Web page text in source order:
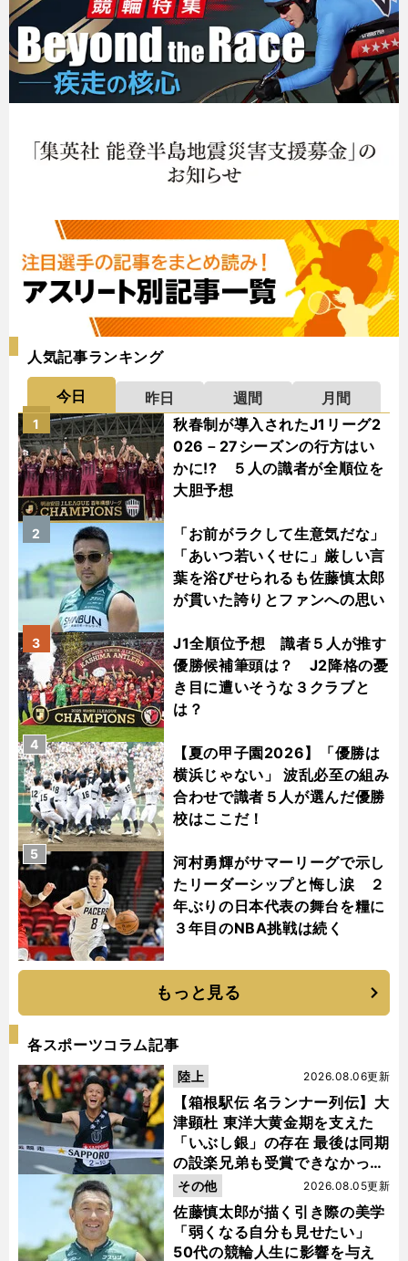
人気記事ランキング
今日 昨日 週間
月間
秋春制が導入されたJ1リーグ2
026－27シーズンの行方はい
かに!? ５人の識者が全順位を
大胆予想
1
「お前がラクして生意気だな」
「あいつ若いくせに」厳しい言
葉を浴びせられるも佐藤慎太郎
が貫いた誇りとファンへの思い
2
J1全順位予想 識者５人が推す
優勝候補筆頭は？ J2降格の憂
き目に遭いそうな３クラブと
は？
3
【夏の甲子園2026】「優勝は
横浜じゃない」 波乱必至の組み
合わせで識者５人が選んだ優勝
校はここだ！
4
河村勇輝がサマーリーグで示し
たリーダーシップと悔し涙 ２
年ぶりの日本代表の舞台を糧に
３年目のNBA挑戦は続く
5
もっと見る
各スポーツコラム記事
【箱根駅伝 名ランナー列伝】大
津顕杜 東洋大黄金期を支えた
「いぶし銀」の存在 最後は同期
の設楽兄弟も受賞できなかった
金栗杯に輝く
2026.08.06更新
陸上
佐藤慎太郎が描く引き際の美学
「弱くなる自分も見せたい」
50代の競輪人生に影響を与え
2026.08.05更新
その他